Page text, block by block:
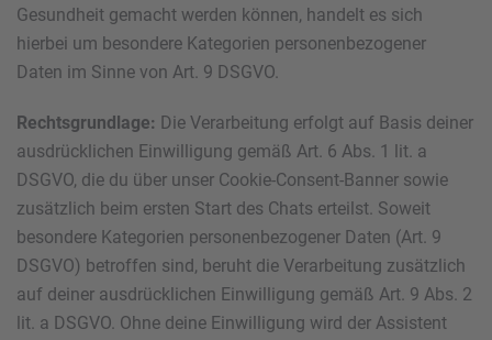
Gesundheit gemacht werden können, handelt es sich
hierbei um besondere Kategorien personenbezogener
Daten im Sinne von Art. 9 DSGVO.
Rechtsgrundlage: Die Verarbeitung erfolgt auf Basis deiner
ausdrücklichen Einwilligung gemäß Art. 6 Abs. 1 lit. a
DSGVO, die du über unser Cookie-Consent-Banner sowie
zusätzlich beim ersten Start des Chats erteilst. Soweit
besondere Kategorien personenbezogener Daten (Art. 9
DSGVO) betroffen sind, beruht die Verarbeitung zusätzlich
auf deiner ausdrücklichen Einwilligung gemäß Art. 9 Abs. 2
lit. a DSGVO. Ohne deine Einwilligung wird der Assistent